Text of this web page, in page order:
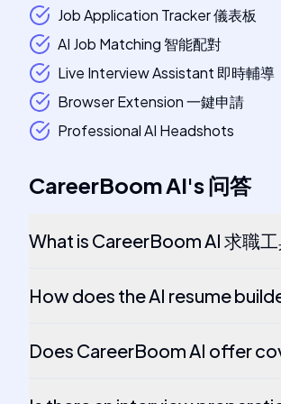
Job Application Tracker 儀表板
AI Job Matching 智能配對
Live Interview Assistant 即時輔導
Browser Extension 一鍵申請
Professional AI Headshots
CareerBoom AI's问答
What is CareerBoom AI 求職工
How does the AI resume
Does CareerBoom AI offer